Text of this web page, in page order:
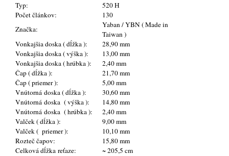
Typ:
520 H
Počet článkov:
130
Značka:
Yaban / YBN ( Made in
Taiwan )
Vonkajšia doska ( dĺžka ):
28,90 mm
Vonkajšia doska ( výška ):
13,00 mm
Vonkajšia doska ( hrúbka ):
2,40 mm
Čap ( dĺžka ):
21,70 mm
Čap ( priemer ):
5,00 mm
Vnútorná doska ( dĺžka ):
30,60 mm
Vnútorná doska ( výška ):
14,80 mm
Vnútorná doska ( hrúbka ):
2,40 mm
Valček ( dĺžka ):
9,00 mm
Valček ( priemer ):
10,10 mm
Rozteč čapov:
15,80 mm
Celková dĺžka reťaze: ~ 205,5 cm